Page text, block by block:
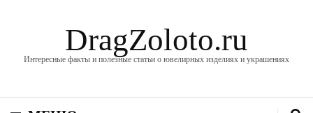
DragZoloto.ru
Интересные факты и полезные статьи о ювелирных изделиях и украшениях